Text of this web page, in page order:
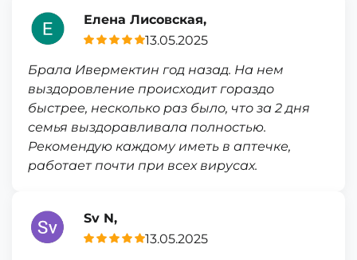
Елена Лисовская,
13.05.2025
Брала Ивермектин год назад. На нем
выздоровление происходит гораздо
быстрее, несколько раз было, что за 2 дня
семья выздоравливала полностью.
Рекомендую каждому иметь в аптечке,
работает почти при всех вирусах.
Sv N,
13.05.2025